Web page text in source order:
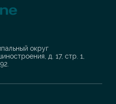
округ
д. 17, стр. 1,